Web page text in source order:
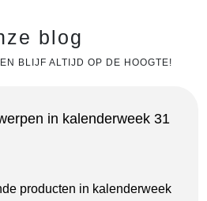
blog
BLIJF ALTIJD OP DE HOOGTE!
in kalenderweek 31
producten in kalenderweek